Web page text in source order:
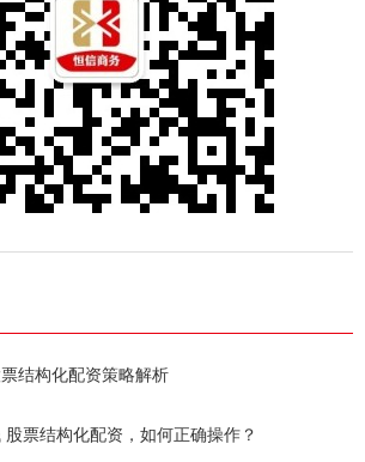
结构化配资策略解析
票结构化配资，如何正确操作？